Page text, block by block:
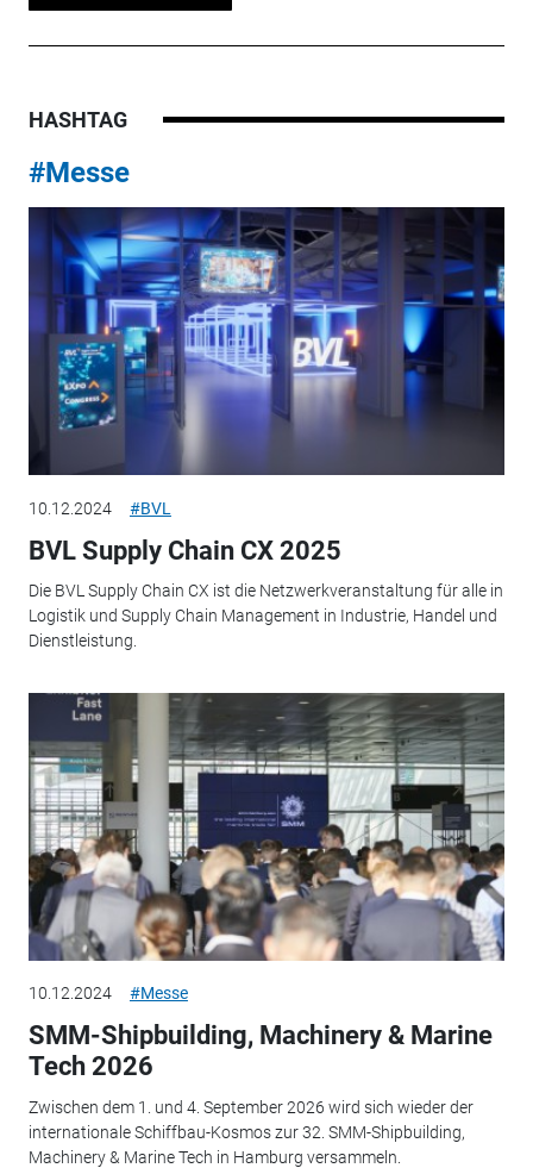
HASHTAG
#Messe
10.12.2024 #BVL
BVL Supply Chain CX 2025
Die BVL Supply Chain CX ist die Netzwerkveranstaltung für alle in
Logistik und Supply Chain Management in Industrie, Handel und
Dienstleistung.
10.12.2024 #Messe
SMM-Shipbuilding, Machinery & Marine
Tech 2026
Zwischen dem 1. und 4. September 2026 wird sich wieder der
internationale Schiffbau-Kosmos zur 32. SMM-Shipbuilding,
Machinery & Marine Tech in Hamburg versammeln.